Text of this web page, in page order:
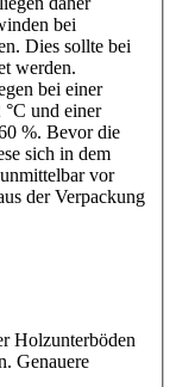
bei
Dies sollte bei
werden.
bei einer
und einer
%. Bevor die
sich in dem
vor
der Verpackung
Holzunterböden
Genauere